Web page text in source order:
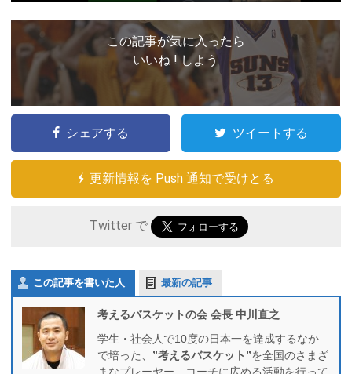
この記事が気に入ったら
いいね ! しよう
シェアする ツイートする
更新情報を Push 通知で受けとる
Twitter で
この記事を書いた人 最新の記事
考えるバスケットの会 会長 中川直之
学生・社会人で10度の日本一を達成するなか
で培った、 ”考えるバスケット”を全国のさまざ